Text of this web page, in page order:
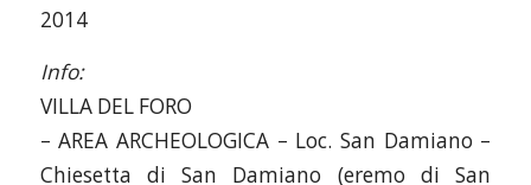
2014
Info:
VILLA DEL FORO
– AREA ARCHEOLOGICA – Loc. San Damiano –
Chiesetta di San Damiano (eremo di San